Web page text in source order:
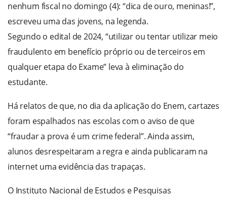
nenhum fiscal no domingo (4): “dica de ouro, meninas!”,
escreveu uma das jovens, na legenda.
Segundo o edital de 2024, “utilizar ou tentar utilizar meio
fraudulento em benefício próprio ou de terceiros em
qualquer etapa do Exame” leva à eliminação do
estudante.
Há relatos de que, no dia da aplicação do Enem, cartazes
foram espalhados nas escolas com o aviso de que
“fraudar a prova é um crime federal”. Ainda assim,
alunos desrespeitaram a regra e ainda publicaram na
internet uma evidência das trapaças.
O Instituto Nacional de Estudos e Pesquisas